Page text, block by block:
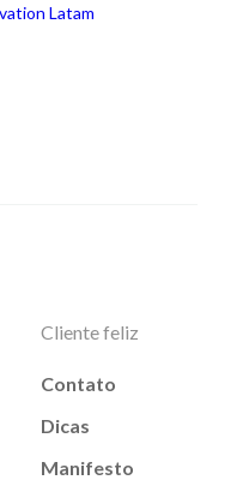
Cliente feliz
Contato
Dicas
Manifesto